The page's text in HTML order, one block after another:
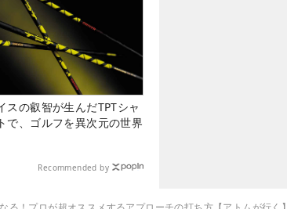
スの叡智が生んだTPTシャ
で、ゴルフを異次元の世界
Recommended by